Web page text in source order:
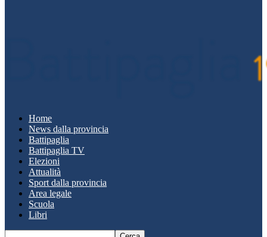
Home
News dalla provincia
Battipaglia
Battipaglia TV
Elezioni
Attualità
Sport dalla provincia
Area legale
Scuola
Libri